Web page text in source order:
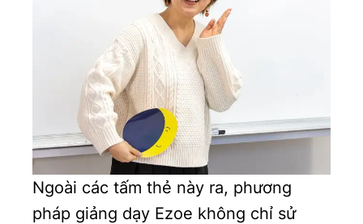
Ngoài các tấm thẻ này ra, phương
pháp giảng dạy Ezoe không chỉ sử